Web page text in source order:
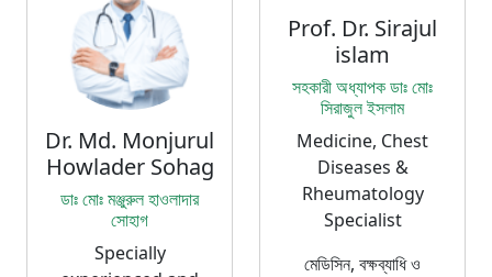
Dr. Md. Monjurul
Howlader Sohag
ডাঃ মোঃ মঞ্জুরুল হাওলাদার
সোহাগ
Specially
Prof. Dr. Sirajul
islam
সহকারী অধ্যাপক ডাঃ মোঃ
সিরাজুল ইসলাম
Medicine, Chest
Diseases &
Rheumatology
Specialist
মেডিসিন, বক্ষব্যাধি ও